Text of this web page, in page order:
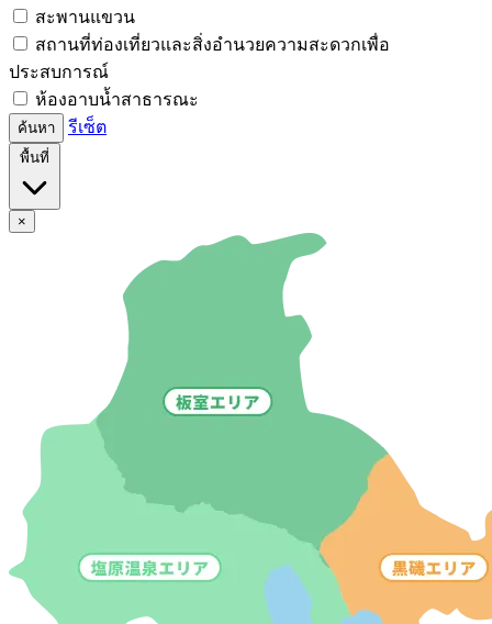
สะพานแขวน
สถานที่ท่องเที่ยวและสิ่งอำนวยความสะดวกเพื่อ
ประสบการณ์
ห้องอาบน้ำสาธารณะ
ค้นหา รีเซ็ต
พื้นที่
×